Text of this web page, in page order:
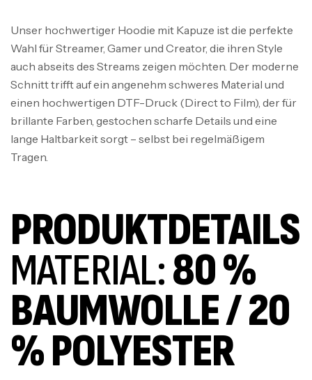
Unser hochwertiger Hoodie mit Kapuze ist die perfekte
Wahl für Streamer, Gamer und Creator, die ihren Style
auch abseits des Streams zeigen möchten. Der moderne
Schnitt trifft auf ein angenehm schweres Material und
einen hochwertigen DTF-Druck (Direct to Film), der für
brillante Farben, gestochen scharfe Details und eine
lange Haltbarkeit sorgt – selbst bei regelmäßigem
Tragen.
PRODUKTDETAILS
MATERIAL:80 %
BAUMWOLLE / 20
% POLYESTER